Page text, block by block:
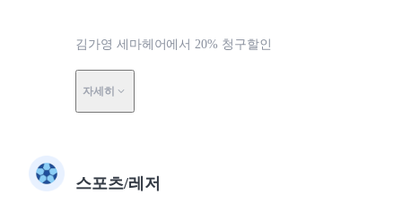
김가영 세마헤어에서 20% 청구할인
자세히
스포츠/레저